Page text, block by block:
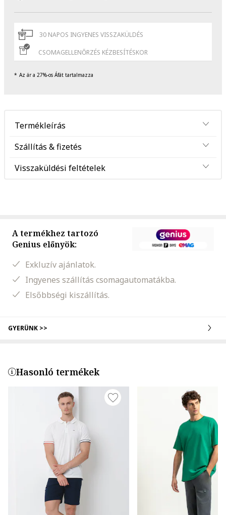
30 NAPOS INGYENES VISSZAKÜLDÉS
CSOMAGELLENŐRZÉS KÉZBESÍTÉSKOR
Az ár a 27%-os Áfát tartalmazza
Termékleírás
Szállítás & fizetés
Visszaküldési feltételek
A termékhez tartozó
Genius előnyök:
Exkluzív ajánlatok.
Ingyenes szállítás csomagautomatákba.
Elsőbbségi kiszállítás.
GYERÜNK >>
Hasonló termékek